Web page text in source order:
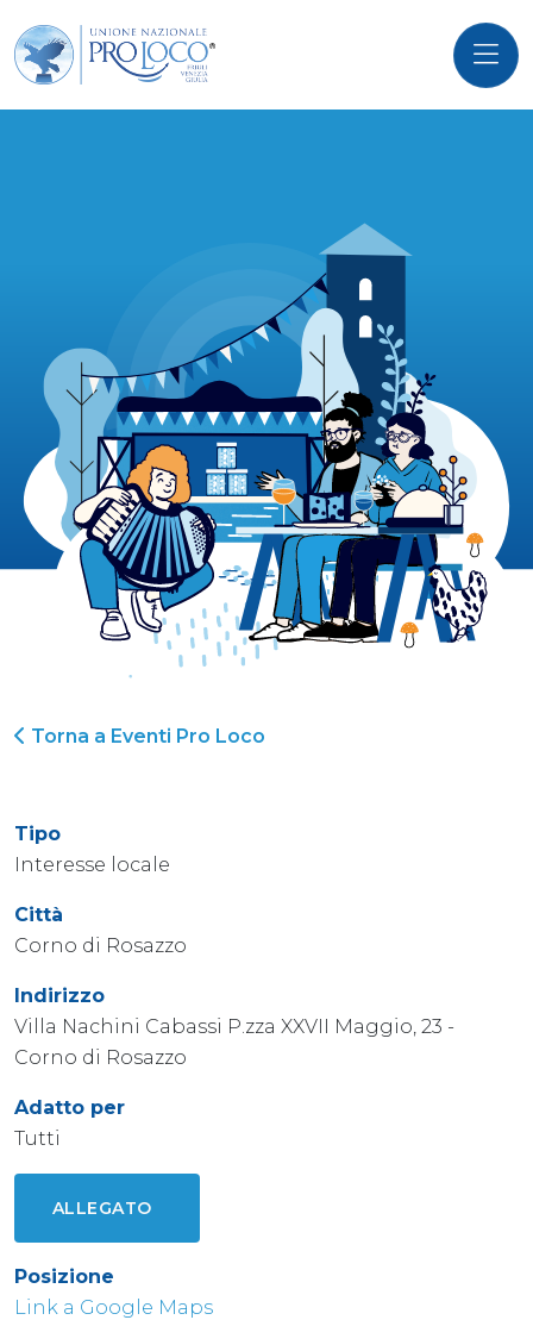
Torna a Eventi Pro Loco
Tipo
Interesse locale
Città
Corno di Rosazzo
Indirizzo
Villa Nachini Cabassi P.zza XXVII Maggio, 23 -
Corno di Rosazzo
Adatto per
Tutti
ALLEGATO
Posizione
Link a Google Maps